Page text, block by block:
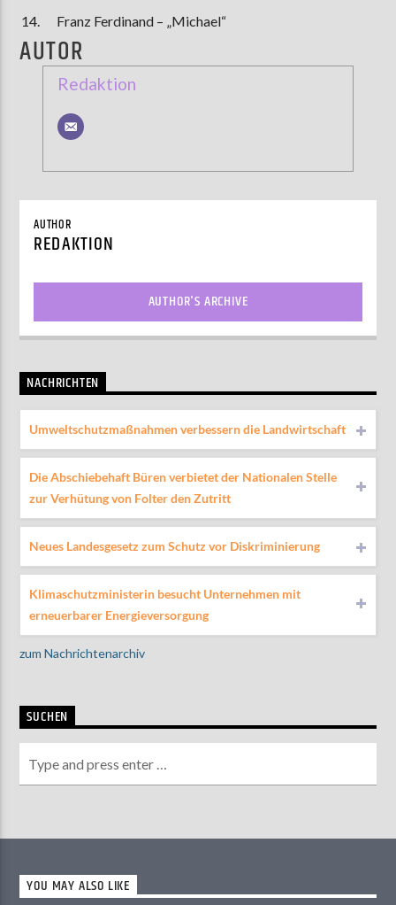
Franz Ferdinand – „Michael“
AUTOR
Redaktion
AUTHOR
REDAKTION
AUTHOR'S ARCHIVE
NACHRICHTEN
Umweltschutzmaßnahmen verbessern die Landwirtschaft
Die Abschiebehaft Büren verbietet der Nationalen Stelle
zur Verhütung von Folter den Zutritt
Neues Landesgesetz zum Schutz vor Diskriminierung
Klimaschutzministerin besucht Unternehmen mit
erneuerbarer Energieversorgung
zum Nachrichtenarchiv
SUCHEN
YOU MAY ALSO LIKE